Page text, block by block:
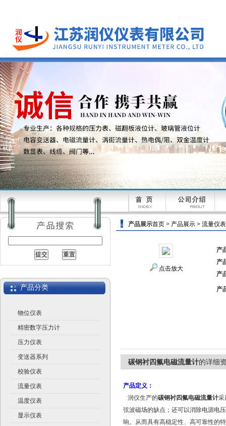
产品分类
物位仪表
精密数字压力计
压力仪表
变送器系列
校验仪表
流量仪表
温度仪表
显示仪表
产品展示首页 > 产品展示 > 流量仪表
点击放大
产
产
产
产
碳钢衬四氟电磁流量计的详细
产品定义：
润仪生产的碳钢衬四氟电磁流量计采
弦波磁场的缺点；还可以消除电源电
响。从而具有高稳定性、高可靠性的